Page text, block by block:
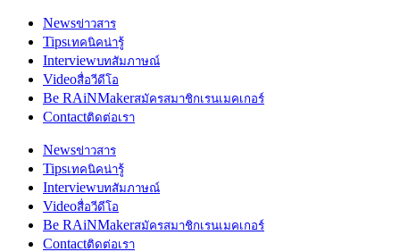
Newsข่าวสาร
Tipsเทคนิคน่ารู้
Interviewบทสัมภาษณ์
Videoสื่อวีดีโอ
Be RAiNMakerสมัครสมาชิกเรนเมคเกอร์
Contactติดต่อเรา
Newsข่าวสาร
Tipsเทคนิคน่ารู้
Interviewบทสัมภาษณ์
Videoสื่อวีดีโอ
Be RAiNMakerสมัครสมาชิกเรนเมคเกอร์
Contactติดต่อเรา